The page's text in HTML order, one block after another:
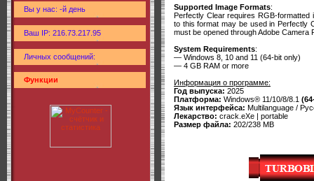
Вы у нас: -й день
Ваш IP: 216.73.217.95
Личных сообщений:
Функции
Supported Image Formats:
Perfectly Clear requires RGB-
to this format may be used in Perfectly
must be opened through Adobe Camera
System Requirements:
— Windows 8, 10 and 11 (64-bit only)
— 4 GB RAM or more
Информация о программе:
Год выпуска: 2025
Платформа: Windows® 11/10/8/8.1
Язык интерфейса: Multilanguage /
Лекарство: crack.eXe | portable
Размер файла: 202/238 MB